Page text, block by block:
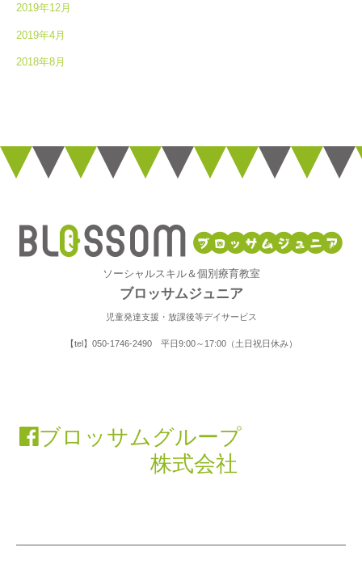
2019年12月
2019年4月
2018年8月
ソーシャルスキル＆個別療育教室
ブロッサムジュニア
児童発達支援・放課後等デイサービス
【tel】050-1746-2490 平日9:00～17:00（土日祝日休み）
ブロッサムグループ
株式会社